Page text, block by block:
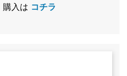
購入は コチラ